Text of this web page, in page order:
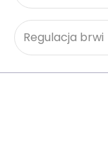
Regulacja brwi